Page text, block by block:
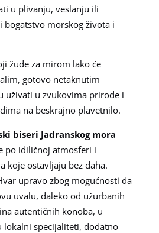
u plivanju, veslanju ili
morskog života i
žude za mirom lako će
gotovo netaknutim
uživati u zvukovima prirode i
na beskrajno plavetnilo.
biseri Jadranskog mora
po idiličnoj atmosferi i
koje ostavljaju bez daha.
upravo zbog mogućnosti da
uvalu, daleko od užurbanih
autentičnih konoba, u
lokalni specijaliteti, dodatno